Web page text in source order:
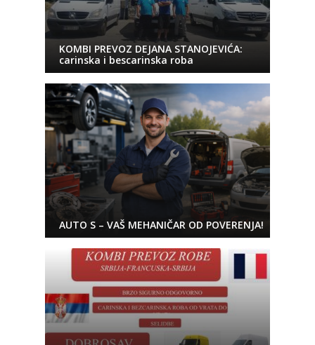
KOMBI PREVOZ DEJANA STANOJEVIĆA:
carinska i bescarinska roba
AUTO S – VAŠ MEHANIČAR OD POVERENJA!